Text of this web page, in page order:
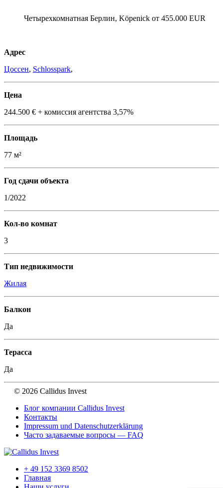
Четырехкомнатная Берлин, Köpenick от 455.000 EUR
Адрес
Цоссен, Schlosspark,
Цена
244.500 € + комиссия агентства 3,57%
Площадь
77 м²
Год сдачи объекта
1/2022
Кол-во комнат
3
Тип недвижимости
Жилая
Балкон
Да
Терасса
Да
© 2026 Callidus Invest
Блог компании Callidus Invest
Контакты
Impressum und Datenschutzerklärung
Часто задаваемые вопросы — FAQ
+ 49 152 3369 8502
Главная